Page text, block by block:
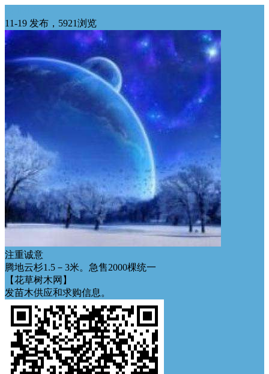
11-19 发布，5921浏览
注重诚意
腾地云杉1.5－3米。急售2000棵统一
【花草树木网】
发苗木供应和求购信息。